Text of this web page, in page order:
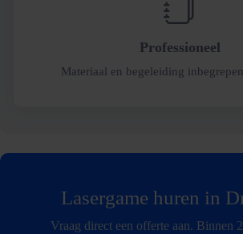
Professioneel
Materiaal en begeleiding
Lasergame huren in
Vraag direct een offerte aan. Binnen